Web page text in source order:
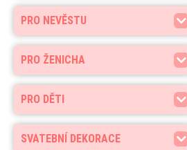
PRO NEVĚSTU
PRO ŽENICHA
PRO DĚTI
SVATEBNÍ DEKORACE